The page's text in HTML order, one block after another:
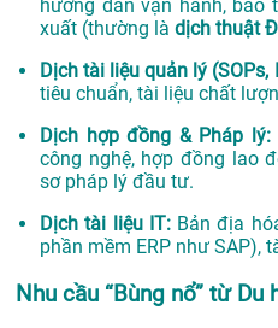
hướng dẫn vận hành, bảo
xuất (thường là dịch thuật
Dịch tài liệu quản lý (SOPs,
tiêu chuẩn, tài liệu chất
Dịch hợp đồng & Pháp lý:
công nghệ, hợp đồng lao
sơ pháp lý đầu tư.
Dịch tài liệu IT:Bản địa
phần mềm ERP như SAP),
Nhu cầu “Bùng nổ” từ